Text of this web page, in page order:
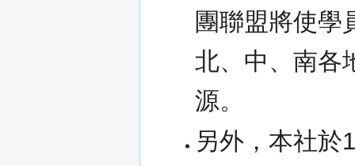
團聯盟將使學
北、中、南各
源。
另外，本社於